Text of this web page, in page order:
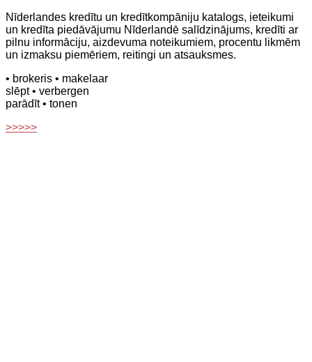
Nīderlandes kredītu un kredītkompāniju katalogs, ieteikumi
un kredīta piedāvājumu Nīderlandē salīdzinājums, kredīti ar
pilnu informāciju, aizdevuma noteikumiem, procentu likmēm
un izmaksu piemēriem, reitingi un atsauksmes.
• brokeris • makelaar
slēpt• verbergen
parādīt• tonen
>>>>>